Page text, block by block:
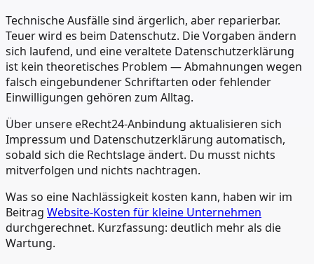
Technische Ausfälle sind ärgerlich, aber reparierbar.
Teuer wird es beim Datenschutz. Die Vorgaben ändern
sich laufend, und eine veraltete Datenschutzerklärung
ist kein theoretisches Problem — Abmahnungen wegen
falsch eingebundener Schriftarten oder fehlender
Einwilligungen gehören zum Alltag.
Über unsere eRecht24-Anbindung aktualisieren sich
Impressum und Datenschutzerklärung automatisch,
sobald sich die Rechtslage ändert. Du musst nichts
mitverfolgen und nichts nachtragen.
Was so eine Nachlässigkeit kosten kann, haben wir im
Beitrag Website-Kosten für kleine Unternehmen
durchgerechnet. Kurzfassung: deutlich mehr als die
Wartung.